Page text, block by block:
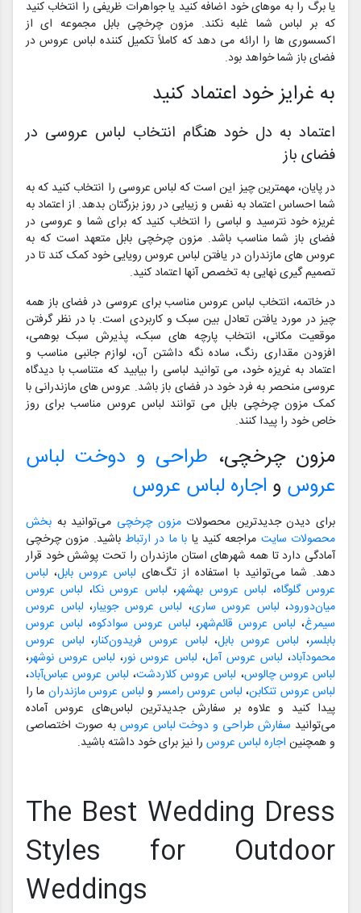
یا برگ را به موهای خود اضافه کنید یا جواهرات ظریفی را انتخاب کنید
که بر لباس شما غلبه نکند. مزون چرخچی بابل مجموعه ای از
اکسسوری ها را ارائه می دهد که کاملاً تکمیل کننده لباس عروس در
فضای باز شما خواهد بود.
به غرایز خود اعتماد کنید
اعتماد به دل خود هنگام انتخاب لباس عروسی در
فضای باز
در پایان، مهمترین چیز این است که لباس عروسی را انتخاب کنید که به
شما احساس اعتماد به نفس و زیبایی در روز بزرگتان بدهد. از اعتماد به
غریزه خود نترسید و لباسی را انتخاب کنید که برای شما و عروسی در
فضای باز شما مناسب باشد. مزون چرخچی بابل متعهد است که به
عروس های مازندران در یافتن لباس عروس رویایی خود کمک کند تا در
تصمیم گیری نهایی به تخصص آنها اعتماد کنید.
در خاتمه، انتخاب لباس عروس مناسب برای عروسی در فضای باز همه
چیز در مورد یافتن تعادل بین سبک و کاربردی است. با در نظر گرفتن
موقعیت مکانی، انتخاب پارچه های سبک، پذیرش سبک بوهمی،
افزودن مقداری رنگ، ساده نگه داشتن آن، لوازم جانبی مناسب و
اعتماد به غریزه خود، می توانید لباسی را بیابید که متناسب با دیدگاه
عروسی منحصر به فرد خود در فضای باز باشد. عروس های مازندرانی با
کمک مزون چرخچی بابل می توانند لباس عروس مناسب برای روز
خاص خود را پیدا کنند.
مزون چرخچی، طراحی و دوخت لباس
عروس و اجاره لباس عروس
برای دیدن جدیدترین محصولاتمزون چرخچی می‌توانید به بخش
محصولات سایت مراجعه کنید یا با ما در ارتباط باشید. مزون چرخچی
آمادگی دارد تا همه شهرهای استان مازندران را تحت پوشش خود قرار
دهد. شما می‌توانید با استفاده از تگ‌های لباس عروس بابل، لباس
عروس گلوگاه، لباس عروس بهشهر، لباس عروس نکا، لباس عروس
میان‌دورود، لباس عروس ساری، لباس عروس جویبار، لباس عروس
سیمرغ، لباس عروس قائم‌شهر، لباس عروس سوادکوه، لباس عروس
بابلسر، لباس عروس بابل، لباس عروس فریدون‌کنار، لباس عروس
محمودآباد، لباس عروس آمل، لباس عروس نور، لباس عروس نوشهر،
لباس عروس چالوس، لباس عروس کلاردشت، لباس عروس عباس‌آباد،
لباس عروس تنکابن، لباس عروس رامسر و لباس عروس مازندران ما را
پیدا کنید و علاوه بر سفارش جدیدترین لباس‌های عروس آماده
می‌توانید سفارش طراحی و دوخت لباس عروس به صورت اختصاصی
و همچنین اجاره لباس عروس را نیز برای خود داشته باشید.
The Best Wedding Dress
Styles for Outdoor
Weddings